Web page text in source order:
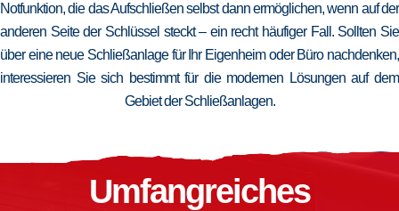
Notfunktion, die das Aufschließen selbst dann ermöglichen, wenn auf der
anderen Seite der Schlüssel steckt – ein recht häufiger Fall. Sollten Sie
über eine neue Schließanlage für Ihr Eigenheim oder Büro nachdenken,
interessieren Sie sich bestimmt für die modernen Lösungen auf dem
Gebiet der Schließanlagen.
Umfangreiches